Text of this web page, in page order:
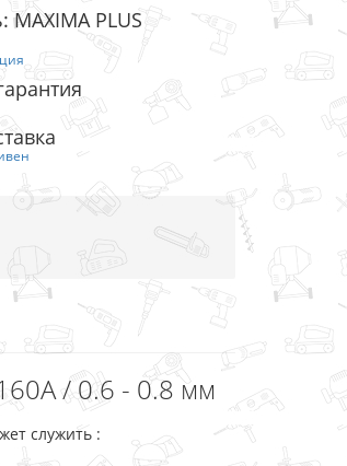
MAXIMA PLUS
/ 0.6 - 0.8 мм
служить :